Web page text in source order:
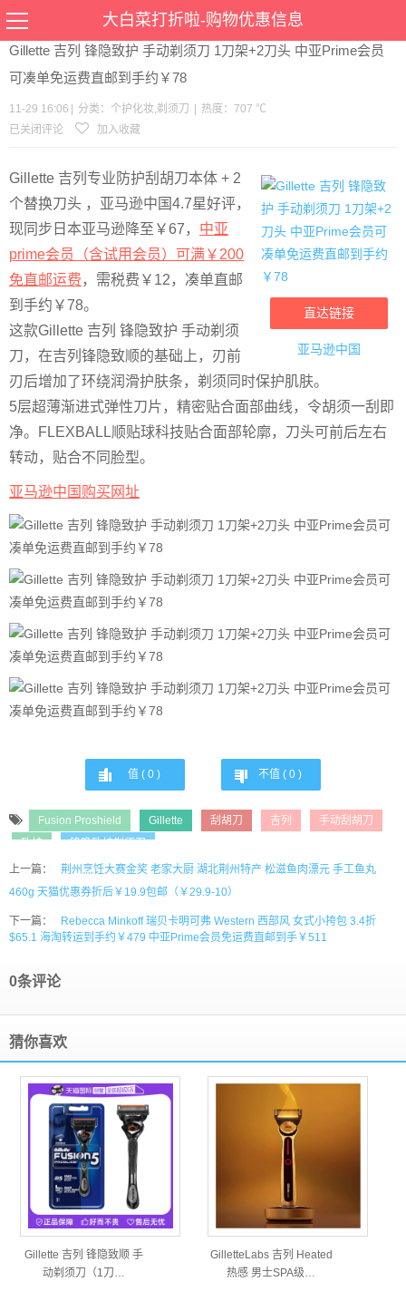
大白菜打折啦-购物优惠信息
当前位置： 优惠>个护化妆剃须刀 >文章详情
Gillette 吉列 锋隐致护 手动剃须刀 1刀架+2刀头 中亚Prime会员
可凑单免运费直邮到手约￥78
11-29 16:06 分类： 个护化妆,剃须刀
热度：707 ℃
已关闭评论
加入收藏
直达链接
亚马逊中国
Gillette 吉列专业防护刮胡刀本体 + 2
个替换刀头 ，亚马逊中国4.7星好评，
现同步日本亚马逊降至￥67， 中亚
prime会员（含试用会员）可满￥200
免直邮运费 ，需税费￥12，凑单直邮
到手约￥78。
这款Gillette 吉列 锋隐致护 手动剃须
刀，在吉列锋隐致顺的基础上，刃前
刃后增加了环绕润滑护肤条，剃须同时保护肌肤。
5层超薄渐进式弹性刀片，精密贴合面部曲线，令胡须一刮即
净。FLEXBALL顺贴球科技贴合面部轮廓，刀头可前后左右
转动，贴合不同脸型。
亚马逊中国购买网址
值 ( 0 ) 不值 ( 0 )
Fusion Proshield Gillette 刮胡刀 吉列
手动刮胡刀
致护
锋隐致护剃须刀
上一篇：
荆州烹饪大赛金奖 老家大厨 湖北荆州特产 松滋鱼肉漂元 手工鱼丸
460g 天猫优惠券折后￥19.9包邮（￥29.9-10）
下一篇：
Rebecca Minkoff 瑞贝卡明可弗 Western 西部风 女式小挎包 3.4折
$65.1 海淘转运到手约￥479 中亚Prime会员免运费直邮到手￥511
0条评论
猜你喜欢
Gillette 吉列 锋隐致顺 手
动剃须刀（1刀…
GilletteLabs 吉列 Heated
热感 男士SPA级…